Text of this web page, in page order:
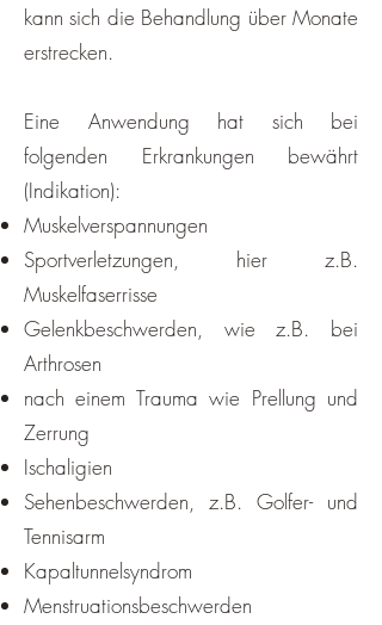
kann sich die Behandlung über Monate
erstrecken.
Eine Anwendung hat sich bei
folgenden Erkrankungen bewährt
(Indikation):
Muskelverspannungen
Sportverletzungen, hier z.B.
Muskelfaserrisse
Gelenkbeschwerden, wie z.B. bei
Arthrosen
nach einem Trauma wie Prellung und
Zerrung
Ischaligien
Sehenbeschwerden, z.B. Golfer- und
Tennisarm
Kapaltunnelsyndrom
Menstruationsbeschwerden